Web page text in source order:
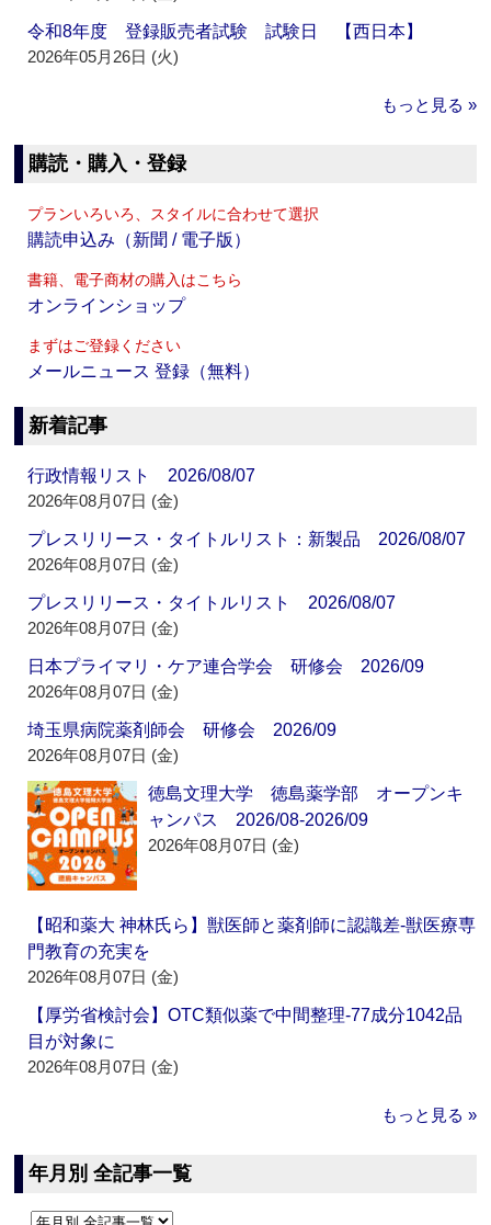
令和8年度 登録販売者試験 試験日 【西日本】
2026年05月26日 (火)
もっと見る »
購読・購入・登録
プランいろいろ、スタイルに合わせて選択
購読申込み（新聞 / 電子版）
書籍、電子商材の購入はこちら
オンラインショップ
まずはご登録ください
メールニュース 登録（無料）
新着記事
行政情報リスト 2026/08/07
2026年08月07日 (金)
プレスリリース・タイトルリスト：新製品 2026/08/07
2026年08月07日 (金)
プレスリリース・タイトルリスト 2026/08/07
2026年08月07日 (金)
日本プライマリ・ケア連合学会 研修会 2026/09
2026年08月07日 (金)
埼玉県病院薬剤師会 研修会 2026/09
2026年08月07日 (金)
徳島文理大学 徳島薬学部 オープンキ
ャンパス 2026/08-2026/09
2026年08月07日 (金)
【昭和薬大 神林氏ら】獣医師と薬剤師に認識差‐獣医療専
門教育の充実を
2026年08月07日 (金)
【厚労省検討会】OTC類似薬で中間整理‐77成分1042品
目が対象に
2026年08月07日 (金)
もっと見る »
年月別 全記事一覧